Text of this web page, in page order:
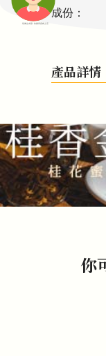
頭像生成器: 快樂家庭網上店
成份：
產品詳情
你